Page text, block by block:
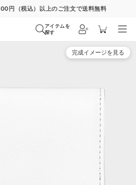
込）以上のご注文で送料無料
アイテムを
探す
完成イメージを見る